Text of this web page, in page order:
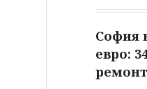
София
евро: